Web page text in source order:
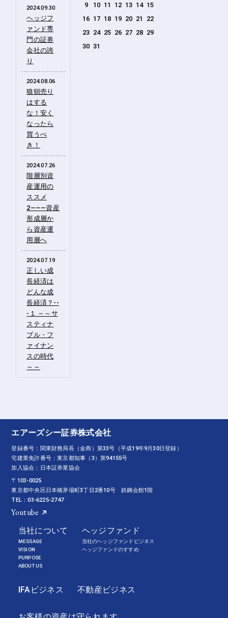
2024.09.30
ヘッジフ
ァンド専
門の証券
会社の誇
り
2024.08.06
狼狽売り
はする
な！安く
なったら
買うべ
き！
2024.07.26
階層別資
産運用の
ススメ
2―――資産
形成層か
ら資産運
用層へ
2024.07.19
正しい成
長経済は
どんな成
長経済？--
-１ ～～サ
スティナ
ブル・フ
ァイナン
スの時代
～～
9
10 11 12 13 14 15
16 17 18 19 20 21
22
23 24 25 26 27 28 29
30 31
エアーズシー証券株式会社
登録番号：関東財務局長（金商）第33号（平成19年9月30日登録）
宅建業免許番号：東京都知事（3）第94155号
加入協会：日本証券業協会
〒103-0025
東京都中央区日本橋茅場町3丁目2番10号 鉄鋼会館1階
TEL：03-6225-2747
Youtube
当社について
MESSAGE
VISION
PURPOSE
ABOUT US
ヘッジファンド
当社のヘッジファンドビジネス
ヘッジファンドのすすめ
IFAビジネス 不動産ビジネス